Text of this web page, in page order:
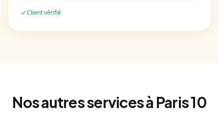
Client vérifié
Nos autres servicesà Paris 10